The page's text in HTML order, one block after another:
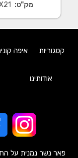
מק"ט:
קטגוריות איפה
אודותינו
פאר נשר נמנית על